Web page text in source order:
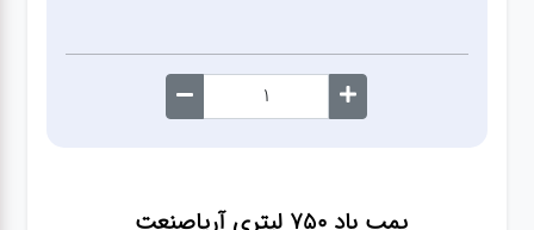
کارواش
پمپ باد ۷۵۰ لیتری آریاصنعت